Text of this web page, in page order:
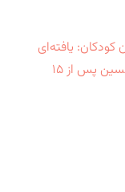
یافته‌ای
جدید درباره داروی محافظ قلب دگزرازوکسین پس از ۱۵